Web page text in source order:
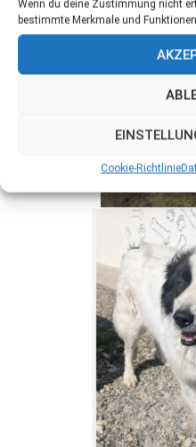
Wenn du deine Zustimmung nicht
bestimmte Merkmale und
Cookie-Richtlinie